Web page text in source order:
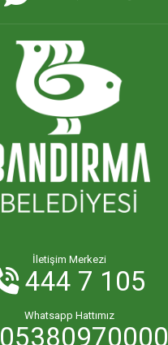
İletişim Merkezi
444 7 105
Whatsapp Hattımız
05380970000